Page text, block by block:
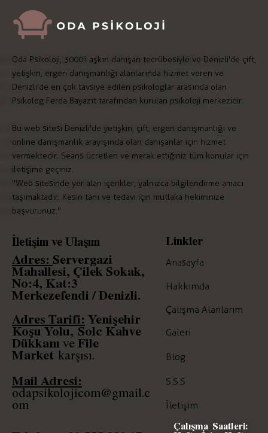
Oda Psikoloji, 3000'i aşkın danışan tecrübesiyle ve Denizli'de çift,
yetişkin, ergen danışmanlığı alanlarında hizmet veren ve
Denizli'de en çok tavsiye edilen psikologlar arasında olan
Psikolog Ferda Bayazıt tarafından kurulan psikoloji merkezidir.
Bu web sitesi Denizli'de yetişkin, çift, ergen danışmanlığı ve
online danışmanlık arayışında olan danışanlar için hizmet
vermektedir. Seans ücretleri ve merak ettiğiniz tüm konular için
iletişime geçiniz.
"Web sitesinde yer alan içerikler, yalnızca bilgilendirme amacı
taşımaktadır. Kesin tanı ve tedavi için mutlaka hekiminize
başvurunuz."
İletişim ve Ulaşım
Adres: Servergazi
Mahallesi, Çilek Sokak,
No:4, Kat:3
Merkezefendi / Denizli.
Adres Tarifi: Yenişehir
Koşu Yolu, Solc Kahve
Dükkanı veFile
Market karşısı.
Mail Adresi:
odapsikolojicom@gmail.c
om
Linkler
Anasayfa
Hakkımda
Çalışma Alanlarım
Galeri
Blog
S.S.S
İletişim
Çalışma Saatleri: